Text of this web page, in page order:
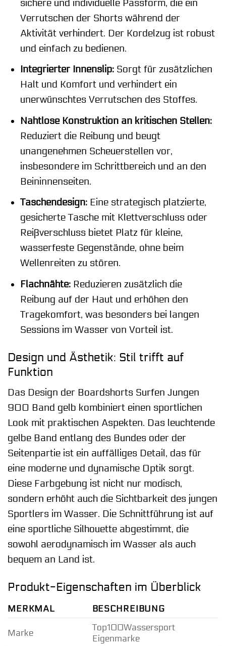
sichere und individuelle Passform, die ein
Verrutschen der Shorts während der
Aktivität verhindert. Der Kordelzug ist robust
und einfach zu bedienen.
Integrierter Innenslip:Sorgt für zusätzlichen
Halt und Komfort und verhindert ein
unerwünschtes Verrutschen des Stoffes.
Nahtlose Konstruktion an kritischen Stellen:
Reduziert die Reibung und beugt
unangenehmen Scheuerstellen vor,
insbesondere im Schrittbereich und an den
Beininnenseiten.
Taschendesign:Eine strategisch platzierte,
gesicherte Tasche mit Klettverschluss oder
Reißverschluss bietet Platz für kleine,
wasserfeste Gegenstände, ohne beim
Wellenreiten zu stören.
Flachnähte:Reduzieren zusätzlich die
Reibung auf der Haut und erhöhen den
Tragekomfort, was besonders bei langen
Sessions im Wasser von Vorteil ist.
Design und Ästhetik: Stil trifft auf
Funktion
Das Design der Boardshorts Surfen Jungen
900 Band gelb kombiniert einen sportlichen
Look mit praktischen Aspekten. Das leuchtende
gelbe Band entlang des Bundes oder der
Seitenpartie ist ein auffälliges Detail, das für
eine moderne und dynamische Optik sorgt.
Diese Farbgebung ist nicht nur modisch,
sondern erhöht auch die Sichtbarkeit des jungen
Sportlers im Wasser. Die Schnittführung ist auf
eine sportliche Silhouette abgestimmt, die
sowohl aerodynamisch im Wasser als auch
bequem an Land ist.
Produkt-Eigenschaften im Überblick
MERKMAL BESCHREIBUNG
Marke
Top100Wassersport
Eigenmarke